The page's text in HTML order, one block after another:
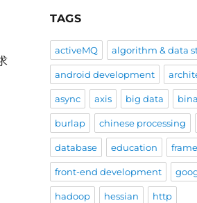
TAGS
activeMQ algorithm & data
android development
async axis big data
burlap chinese processing
database education
front-end development
hadoop hessian http